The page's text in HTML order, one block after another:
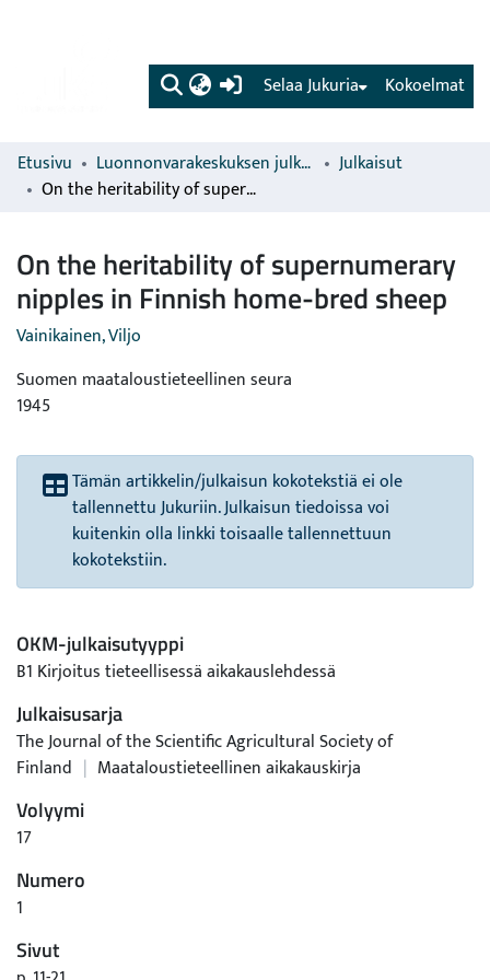
(current) Kokoelmat
Selaa Jukuria
Etusivu Luonnonvarakeskuksen julkaisut
Julkaisut
On the heritability of supernumerary nipples in Finnish home-bred sheep
On the heritability of supernumerary
nipples in Finnish home-bred sheep
Vainikainen, Viljo
Suomen maataloustieteellinen seura
1945
Tämän artikkelin/julkaisun kokotekstiä ei ole
tallennettu Jukuriin. Julkaisun tiedoissa voi
kuitenkin olla linkki toisaalle tallennettuun
kokotekstiin.
OKM-julkaisutyyppi
B1 Kirjoitus tieteellisessä aikakauslehdessä
Julkaisusarja
The Journal of the Scientific Agricultural Society of
Finland | Maataloustieteellinen aikakauskirja
Volyymi
17
Numero
1
Sivut